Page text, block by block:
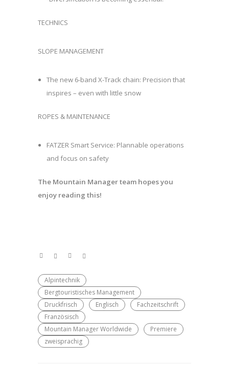
TECHNICS
SLOPE MANAGEMENT
The new 6-band X-Track chain: Precision that
inspires – even with little snow
ROPES & MAINTENANCE
FATZER Smart Service: Plannable operations
and focus on safety
The Mountain Manager team hopes you
enjoy reading this!
Alpintechnik
Bergtouristisches Management
Druckfrisch
Englisch
Fachzeitschrift
Französisch
Mountain Manager Worldwide
Premiere
zweisprachig